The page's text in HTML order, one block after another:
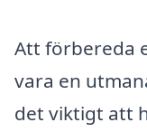
Att förbereda
vara en
det viktigt att